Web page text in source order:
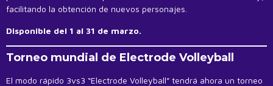
facilitando la obtención de nuevos personajes.
Disponible del 1 al 31 de marzo.
Torneo mundial de Electrode Volleyball
El modo rápido 3vs3 “Electrode Volleyball” tendrá ahora un torneo